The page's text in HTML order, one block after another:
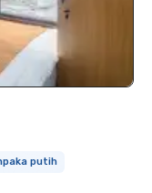
putih